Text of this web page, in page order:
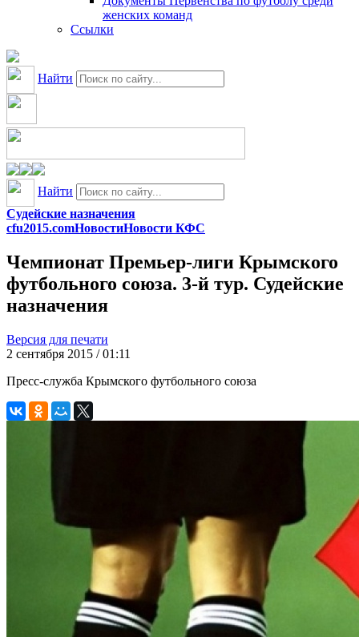
женских команд
Ссылки
Найти
Найти
Судейские назначения
cfu2015.comНовостиНовости КФС
Чемпионат Премьер-лиги Крымского
футбольного союза. 3-й тур. Судейские
назначения
Версия для печати
2 сентября 2015 / 01:11
Пресс-служба Крымского футбольного союза